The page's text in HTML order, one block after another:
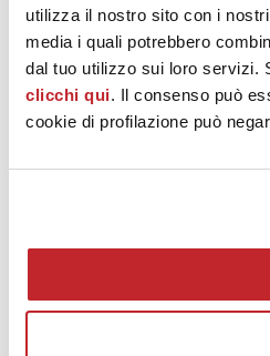
utilizza il nostro sito con i
media i quali potrebbero
dal tuo utilizzo sui loro servizi.
clicchi qui. Il consenso può
cookie di profilazione può
News
aziende
Edi.Cer S.p.a. Società
Viale Monte Santo, 40 - 41049